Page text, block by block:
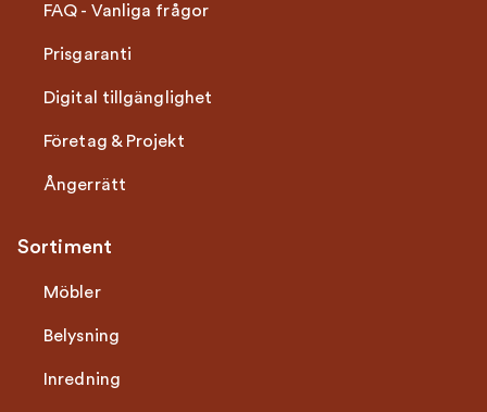
FAQ - Vanliga frågor
Prisgaranti
Digital tillgänglighet
Företag & Projekt
Ångerrätt
Sortiment
Möbler
Belysning
Inredning